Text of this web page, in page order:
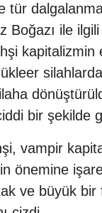
tür
Boğazı ile
kapitalizmin
bir şekilde
vampir
önemine
ve büyük bir